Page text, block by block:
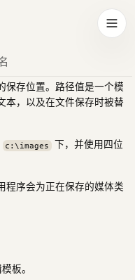
打开
保存位置。路径值是一个模
本，以及在文件保存时被替
c:\images
下，并使用四位
程序会为正在保存的媒体类
板。